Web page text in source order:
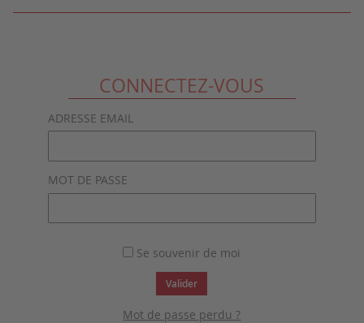
CONNECTEZ-VOUS
ADRESSE EMAIL
MOT DE PASSE
Se souvenir de moi
Valider
Mot de passe perdu ?